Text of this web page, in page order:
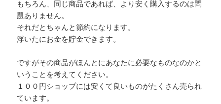
もちろん、同じ商品であれば、より安く購入するのは問
題ありません。
それだとちゃんと節約になります。
浮いたにお金を貯金できます。
ですがその商品がほんとにあなたに必要なものなのかと
いうことを考えてください。
１００円ショップには安くて良いものがたくさん売られ
ています。